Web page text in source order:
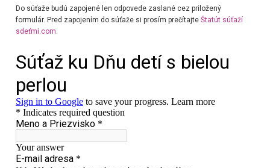
Do súťaže budú zapojené len odpovede zaslané cez priložený
formulár. Pred zapojením do súťaže si prosím prečítajte Štatút súťaží
sdeťmi.com.